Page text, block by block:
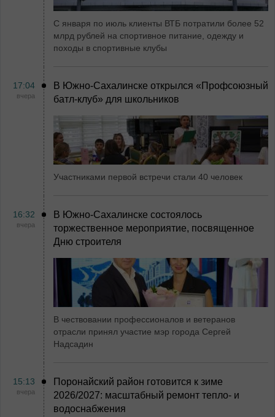
С января по июль клиенты ВТБ потратили более 52
млрд рублей на спортивное питание, одежду и
походы в спортивные клубы
17:04
вчера
В Южно-Сахалинске открылся «Профсоюзный
батл-клуб» для школьников
Участниками первой встречи стали 40 человек
16:32
вчера
В Южно-Сахалинске состоялось
торжественное мероприятие, посвященное
Дню строителя
В чествовании профессионалов и ветеранов
отрасли принял участие мэр города Сергей
Надсадин
15:13
вчера
Поронайский район готовится к зиме
2026/2027: масштабный ремонт тепло- и
водоснабжения